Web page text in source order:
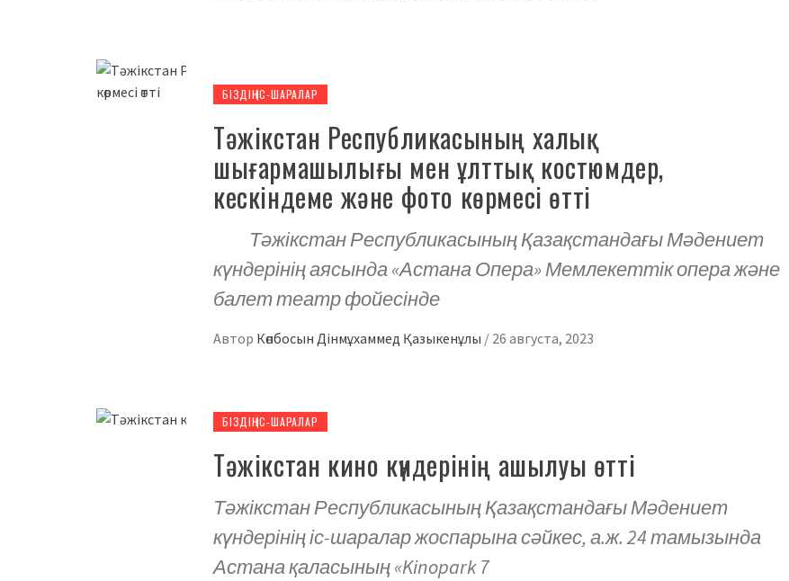
БІЗДІҢ ІС-ШАРАЛАР
Тәжікстан Республикасының халық
шығармашылығы мен ұлттық костюмдер,
кескіндеме және фото көрмесі өтті
Тәжікстан Республикасының Қазақстандағы Мәдениет
күндерінің аясында «Астана Опера» Мемлекеттік опера және
балет театр фойесінде
Автор Көпбосын Дінмұхаммед Қазыкенұлы / 26 августа, 2023
БІЗДІҢ ІС-ШАРАЛАР
Тәжікстан кино күндерінің ашылуы өтті
Тәжікстан Республикасының Қазақстандағы Мәдениет
күндерінің іс-шаралар жоспарына сәйкес, а.ж. 24 тамызында
Астана қаласының «Kinopark 7